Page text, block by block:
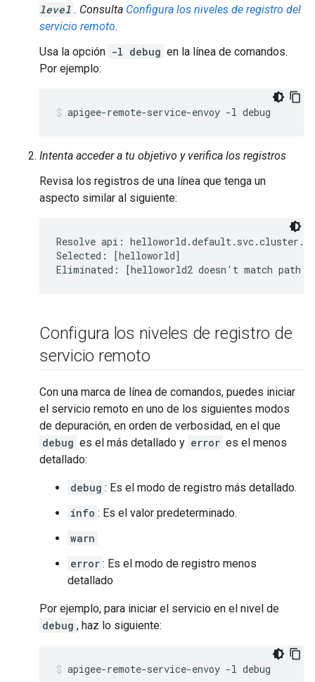
level . Consulta Configura los niveles de registro del
servicio remoto.
Usa la opción -l debug en la línea de comandos.
Por ejemplo:
apigee-remote-service-envoy -l debug
Intenta acceder a tu objetivo y verifica los registros
Revisa los registros de una línea que tenga un
aspecto similar al siguiente:
Resolve api:
Selected: [helloworld]
Configura los niveles de registro de
servicio remoto
Con una marca de línea de comandos, puedes iniciar
el servicio remoto en uno de los siguientes modos
de depuración, en orden de verbosidad, en el que
debug es el más detallado y error es el menos
detallado:
debug : Es el modo de registro más detallado.
info : Es el valor predeterminado.
warn
error : Es el modo de registro menos
detallado
Por ejemplo, para iniciar el servicio en el nivel de
debug , haz lo siguiente:
apigee-remote-service-envoy -l debug